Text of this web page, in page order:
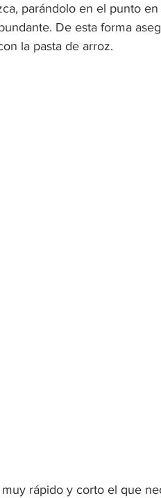
parándolo en el punto
De esta forma
la pasta de arroz.
rápido y corto el que